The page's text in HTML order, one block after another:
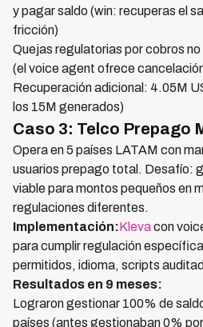
y pagar saldo (win: recuperas el
fricción)
Quejas regulatorias por cobros
(el voice agent ofrece
Recuperación adicional: 4.05M
los 15M generados)
Caso 3: Telco Prepago
Opera en 5 países LATAM con
usuarios prepago total. Desafío:
viable para montos pequeños en
regulaciones diferentes.
Implementación: Klevacon
para cumplir regulación
permitidos, idioma, scripts
Resultados en 9 meses:
Lograron gestionar 100% de
países (antes gestionaban 0%